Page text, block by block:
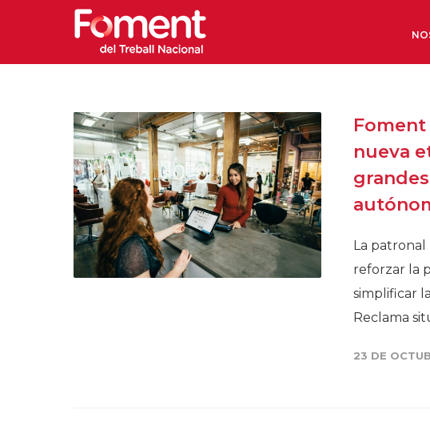
nueva
La
reforzar la
simplificar
Reclama
23 DE